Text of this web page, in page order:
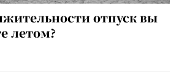
отпуск вы
летом?